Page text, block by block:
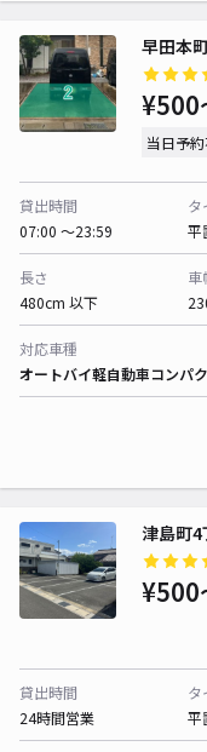
早田本
¥500
当日予
貸出時間
07:00 〜23:59
タ
平
長さ
480cm 以下
車
対応車種
オートバイ軽自動車コンパ
津島町
¥500
貸出時間
24時間営業
タ
平